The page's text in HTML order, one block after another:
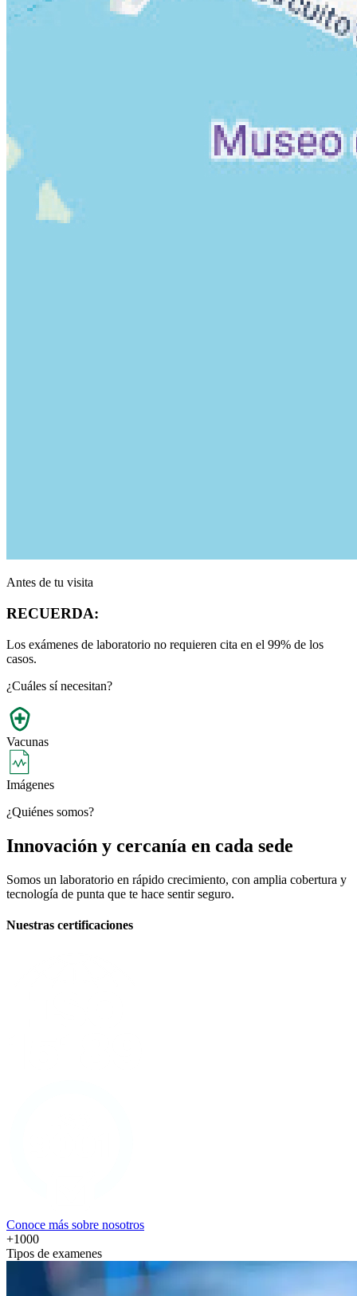
Antes de tu visita
RECUERDA:
Los exámenes de laboratorio no requieren cita en el 99% de los
casos.
¿Cuáles sí necesitan?
Vacunas
Imágenes
¿Quiénes somos?
Innovación y cercanía en cada sede
Somos un laboratorio en rápido crecimiento, con amplia cobertura y
tecnología de punta que te hace sentir seguro.
Nuestras certificaciones
Conoce más sobre nosotros
+1000
Tipos de examenes